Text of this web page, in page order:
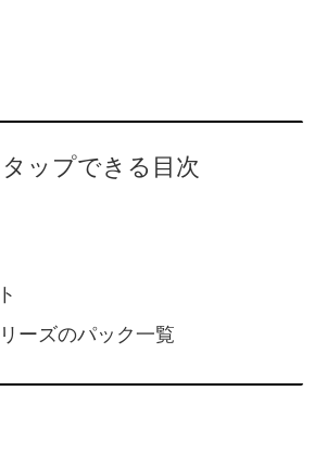
タップできる目次
ーズのパック一覧